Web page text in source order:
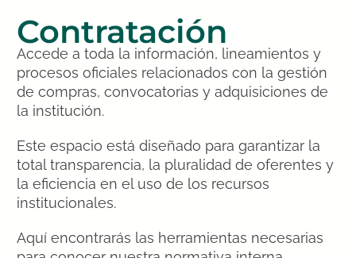
Contratación
Accede a toda la información, lineamientos y
procesos oficiales relacionados con la gestión
de compras, convocatorias y adquisiciones de
la institución.
Este espacio está diseñado para garantizar la
total transparencia, la pluralidad de oferentes y
la eficiencia en el uso de los recursos
institucionales.
Aquí encontrarás las herramientas necesarias